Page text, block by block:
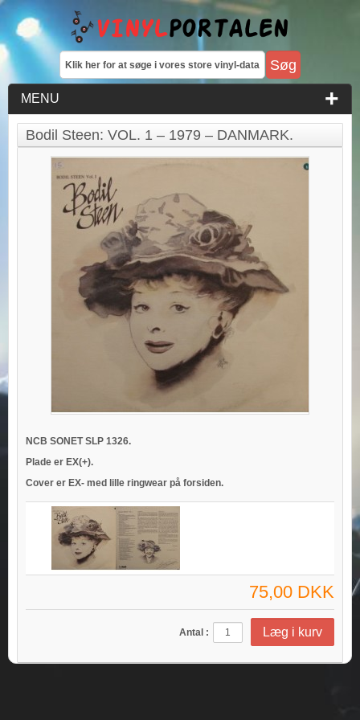
MENU
Bodil Steen: VOL. 1 – 1979 – DANMARK.
NCB SONET SLP 1326.
Plade er EX(+).
Cover er EX- med lille ringwear på forsiden.
75,00 DKK
Antal :